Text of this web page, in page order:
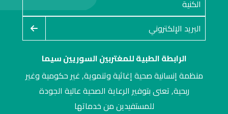
الرابطة الطبية للمغتربين السوريين سيما
منظمة إنسانية صحية إغاثية وتنموية, غير حكومية وغير
ربحية, تعنى بتوفير الرعاية الصحية عالية الجودة
للمستفيدين من خدماتها